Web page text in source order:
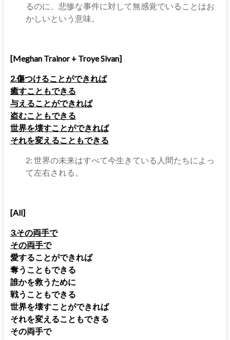
るのに、悲惨な事件に対して無感覚でいることはお
かしいという意味。
[Meghan Trainor + Troye Sivan]
2.傷つけることができれば
癒すこともできる
与えることができれば
盗むこともできる
世界を壊すことができれば
それを変えることもできる
2: 世界の未来はすべて今生きている人間たちによっ
て左右される。
[All]
3.その両手で
その両手で
愛することができれば
奪うこともできる
誰かを救うために
戦うこともできる
世界を壊すことができれば
それを変えることもできる
その両手で